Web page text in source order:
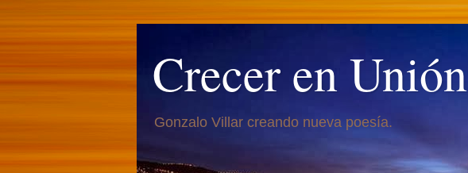
Crecer en Unión
Gonzalo Villar creando nueva poesía.